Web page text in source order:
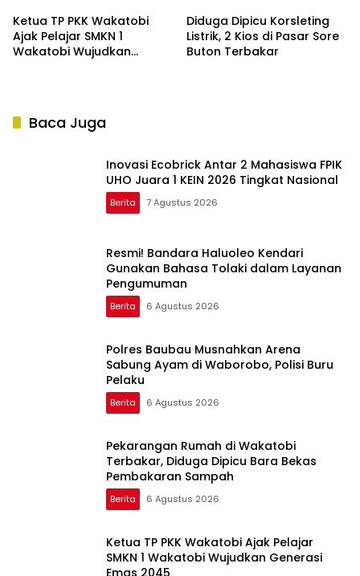
Ketua TP PKK Wakatobi
Ajak Pelajar SMKN 1
Wakatobi Wujudkan
Diduga Dipicu Korsleting
Listrik, 2 Kios di Pasar Sore
Buton Terbakar
Baca Juga
Inovasi Ecobrick Antar 2 Mahasiswa FPIK
UHO Juara 1 KEIN 2026 Tingkat Nasional
Berita 7 Agustus 2026
Resmi! Bandara Haluoleo Kendari
Gunakan Bahasa Tolaki dalam Layanan
Pengumuman
Berita 6 Agustus 2026
Polres Baubau Musnahkan Arena
Sabung Ayam di Waborobo, Polisi Buru
Pelaku
Berita 6 Agustus 2026
Pekarangan Rumah di Wakatobi
Terbakar, Diduga Dipicu Bara Bekas
Pembakaran Sampah
Berita 6 Agustus 2026
Ketua TP PKK Wakatobi Ajak Pelajar
SMKN 1 Wakatobi Wujudkan Generasi